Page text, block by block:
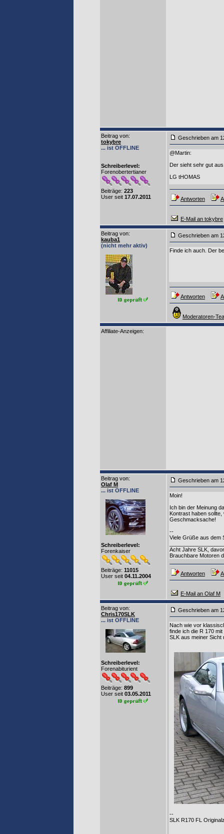
Beitrag von:
tokybre
... ist OFFLINE
Schreiberlevel:
Forenobertertianer
Beiträge: 223
User seit 17.07.2011
Geschrieben am
@Martin:
Der sieht sehr gut
LG tHOMAS
Antworten
E-Mail an tokybre
Beitrag von:
kauba1
(nicht mehr aktiv)
Geschrieben am
Finde ich auch. Der
Antworten
Moderatoren-
Affiliate-Anzeigen:
Beitrag von:
Olaf M
... ist OFFLINE
Schreiberlevel:
Forenkaiser
Beiträge: 11015
User seit 04.11.2004
Geschrieben am
Moin!
Ich bin der Meinung
Kontrast haben
Geschmacksache!
--
Viele Grüße aus dem
Acht Jahre SLK,
Brauchbare Motoren
Antworten
E-Mail an Olaf M
Beitrag von:
Chris170SLK
... ist OFFLINE
Schreiberlevel:
Forenabiturient
Beiträge: 899
User seit 03.05.2011
Geschrieben am
Nach wie vor
finde ich die R 170
SLK aus meiner Sicht
--
SLK R170 FL